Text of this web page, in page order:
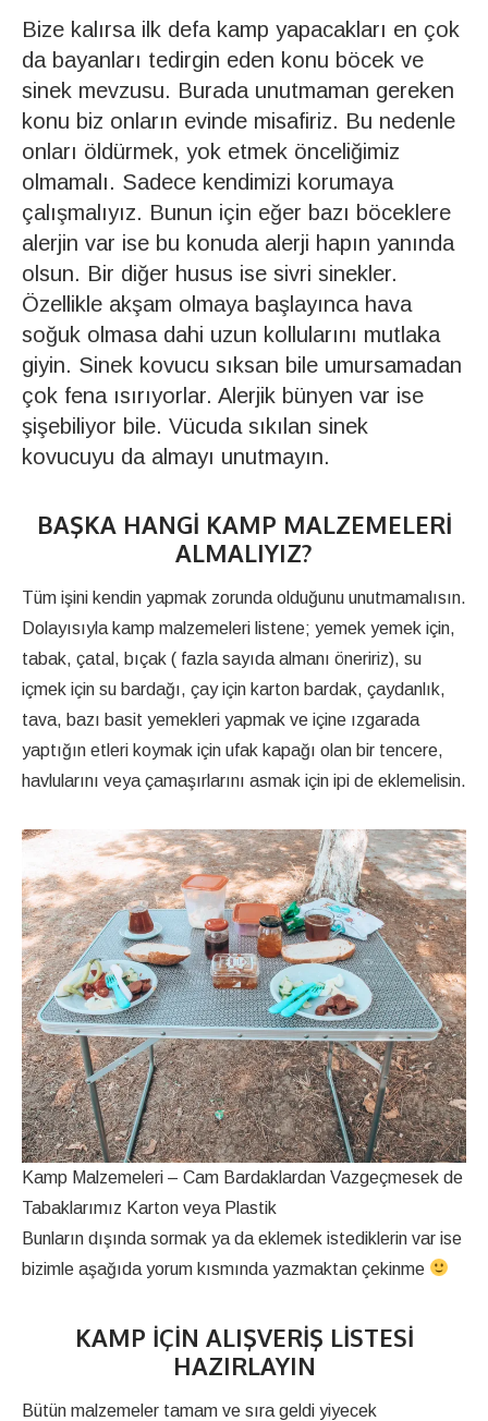
Bize kalırsa ilk defa kamp yapacakları en çok
da bayanları tedirgin eden konu böcek ve
sinek mevzusu. Burada unutmaman gereken
konu biz onların evinde misafiriz. Bu nedenle
onları öldürmek, yok etmek önceliğimiz
olmamalı. Sadece kendimizi korumaya
çalışmalıyız. Bunun için eğer bazı böceklere
alerjin var ise bu konuda alerji hapın yanında
olsun. Bir diğer husus ise sivri sinekler.
Özellikle akşam olmaya başlayınca hava
soğuk olmasa dahi uzun kollularını mutlaka
giyin. Sinek kovucu sıksan bile umursamadan
çok fena ısırıyorlar. Alerjik bünyen var ise
şişebiliyor bile. Vücuda sıkılan sinek
kovucuyu da almayı unutmayın.
BAŞKA HANGI KAMP MALZEMELERI
ALMALIYIZ?
Tüm işini kendin yapmak zorunda olduğunu unutmamalısın.
Dolayısıyla kamp malzemeleri listene; yemek yemek için,
tabak, çatal, bıçak ( fazla sayıda almanı öneririz), su
içmek için su bardağı, çay için karton bardak, çaydanlık,
tava, bazı basit yemekleri yapmak ve içine ızgarada
yaptığın etleri koymak için ufak kapağı olan bir tencere,
havlularını veya çamaşırlarını asmak için ipi de eklemelisin.
Kamp Malzemeleri – Cam Bardaklardan Vazgeçmesek de
Tabaklarımız Karton veya Plastik
Bunların dışında sormak ya da eklemek istediklerin var ise
bizimle aşağıda yorum kısmında yazmaktan çekinme
KAMP IÇIN ALIŞVERIŞ LISTESI
HAZIRLAYIN
Bütün malzemeler tamam ve sıra geldi yiyecek